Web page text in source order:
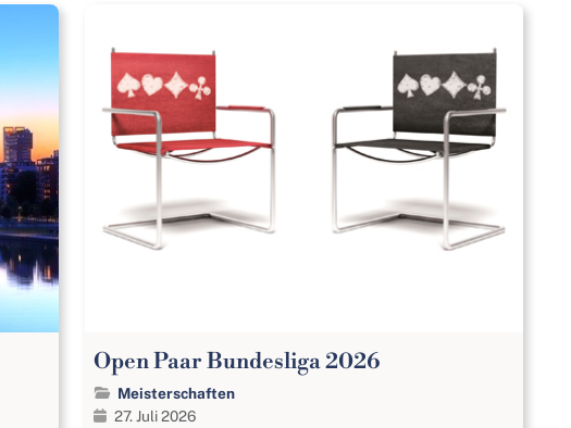
Open Paar Bundesliga 2026
Meisterschaften
27. Juli 2026